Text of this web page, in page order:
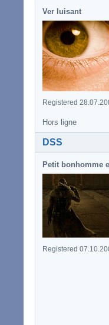
Ver luisant
Registered
Hors ligne
DSS
Petit bonhomme
Registered